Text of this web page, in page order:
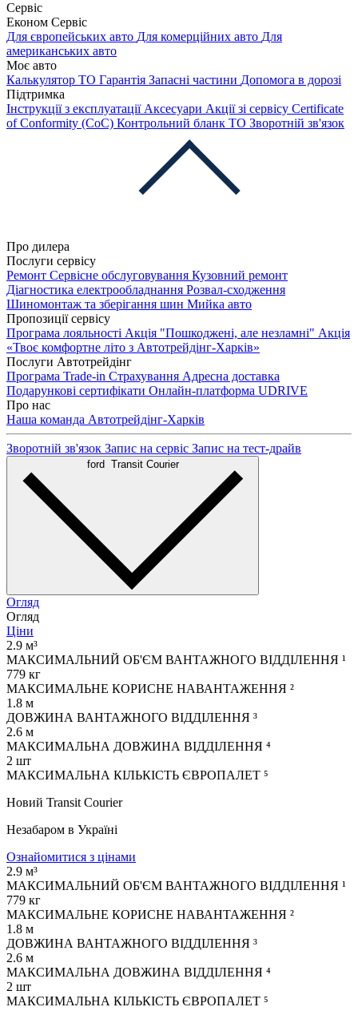
Сервіс
Економ Сервіс
Для європейських авто Для комерційних авто Для
американських авто
Моє авто
Калькулятор ТО Гарантія Запасні частини Допомога в дорозі
Підтримка
Інструкції з експлуатації Аксесуари Акції зі сервісу Certificate
of Conformity (CoC) Контрольний бланк ТО Зворотній зв'язок
Про дилера
Послуги сервісу
Ремонт Сервісне обслуговування Кузовний ремонт
Діагностика електрообладнання Розвал-сходження
Шиномонтаж та зберігання шин Мийка авто
Пропозиції сервісу
Програма лояльності Акція "Пошкоджені, але незламні" Акція
«Твоє комфортне літо з Автотрейдінг-Харків»
Послуги Автотрейдінг
Програма Trade-in Страхування Адресна доставка
Подарункові сертифікати Онлайн-платформа UDRIVE
Про нас
Наша команда Автотрейдінг-Харків
Зворотній зв'язок Запис на сервіс Запис на тест-драйв
ford Transit Courier
Огляд
Огляд
Ціни
2.9 м³
МАКСИМАЛЬНИЙ ОБ'ЄМ ВАНТАЖНОГО ВІДДІЛЕННЯ ¹
779 кг
МАКСИМАЛЬНЕ КОРИСНЕ НАВАНТАЖЕННЯ ²
1.8 м
ДОВЖИНА ВАНТАЖНОГО ВІДДІЛЕННЯ ³
2.6 м
МАКСИМАЛЬНА ДОВЖИНА ВІДДІЛЕННЯ ⁴
2 шт
МАКСИМАЛЬНА КІЛЬКІСТЬ ЄВРОПАЛЕТ ⁵
Новий Transit Courier
Незабаром в Україні
Ознайомитися з цінами
2.9 м³
МАКСИМАЛЬНИЙ ОБ'ЄМ ВАНТАЖНОГО ВІДДІЛЕННЯ ¹
779 кг
МАКСИМАЛЬНЕ КОРИСНЕ НАВАНТАЖЕННЯ ²
1.8 м
ДОВЖИНА ВАНТАЖНОГО ВІДДІЛЕННЯ ³
2.6 м
МАКСИМАЛЬНА ДОВЖИНА ВІДДІЛЕННЯ ⁴
2 шт
МАКСИМАЛЬНА КІЛЬКІСТЬ ЄВРОПАЛЕТ ⁵